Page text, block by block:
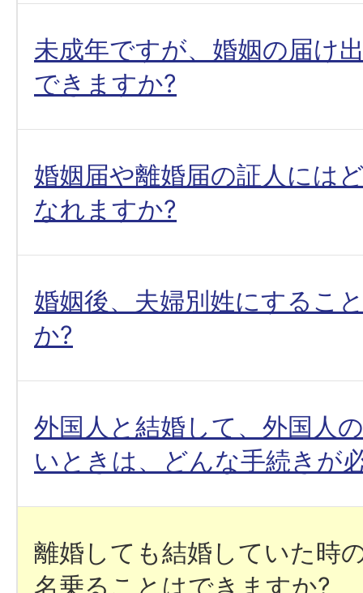
未成年ですが、婚姻の届け
できますか?
婚姻届や離婚届の証人には
なれますか?
婚姻後、夫婦別姓にするこ
か?
外国人と結婚して、外国人
いときは、どんな手続きが
離婚しても結婚していた時
名乗ることはできますか?